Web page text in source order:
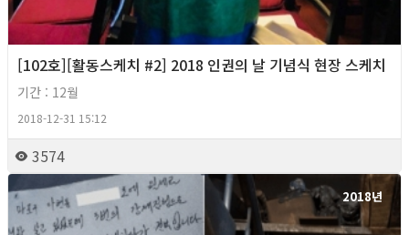
[102호][활동스케치 #2] 2018 인권의 날 기념식 현장 스케치
기간 : 12월
2018-12-31 15:12
3574
2018년